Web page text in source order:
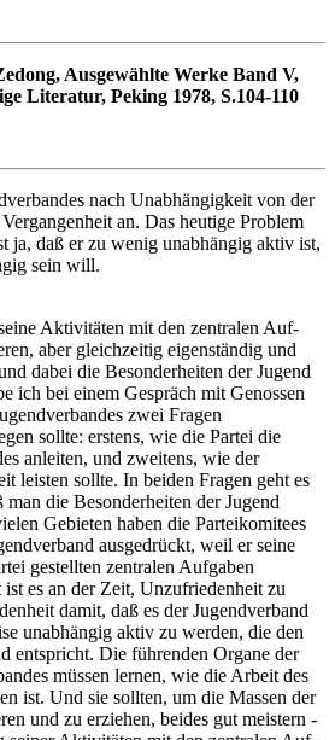
Ausgewählte Werke Band V,
Literatur, Peking 1978, S.104-110
nach Unabhängigkeit von der
an. Das heutige Problem
ja, daß er zu wenig unabhängig aktiv ist,
sein will.
Aktivitäten mit den zentralen Auf­
aber gleichzeitig eigenständig und
dabei die Besonderheiten der Jugend
ich bei einem Gespräch mit Genossen
zwei Fragen
sollte: erstens, wie die Partei die
anleiten, und zweitens, wie der
leisten sollte. In beiden Fragen geht es
man die Besonderheiten der Jugend
Gebieten haben die Parteikomitees
ausgedrückt, weil er seine
gestellten zentralen Aufgaben
es an der Zeit, Unzufriedenheit zu
damit, daß es der Jugendverband
unabhängig aktiv zu werden, die den
entspricht. Die führenden Organe der
müssen lernen, wie die Arbeit des
ist. Und sie sollten, um die Massen der
und zu erziehen, beides gut meistern -